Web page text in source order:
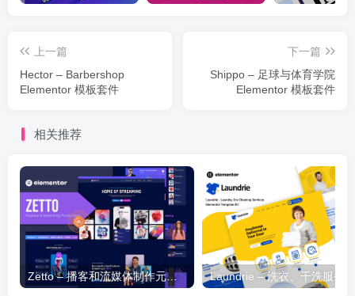
上一篇
Hector – Barbershop
Elementor 模板套件
下一篇
Shippo – 足球与体育学院
Elementor 模板套件
相关推荐
Zetto – 播客和流媒体制作元素模板套件